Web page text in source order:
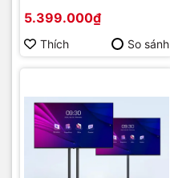
Socket AM4/ VGA
onboard)
5.399.000₫
Thích So sánh